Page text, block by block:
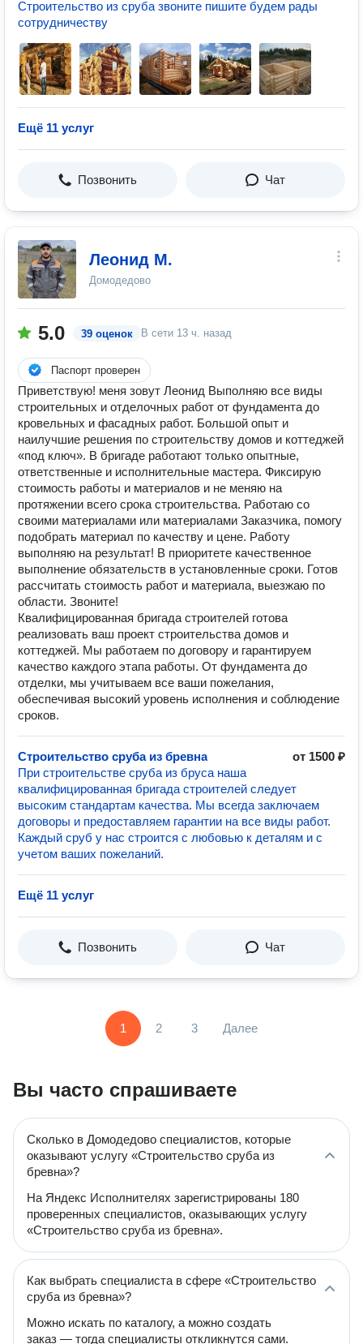
Строительство из сруба звоните пишите будем рады
сотрудничеству
Ещё 11 услуг
Позвонить Чат
Леонид М.
Домодедово
5.0 39 оценок В сети 13 ч. назад
Паспорт проверен
Приветствую! меня зовут Леонид Выполняю все виды
строительных и отделочных работ от фундамента до
кровельных и фасадных работ. Большой опыт и
наилучшие решения по строительству домов и коттеджей
«под ключ». В бригаде работают только опытные,
ответственные и исполнительные мастера. Фиксирую
стоимость работы и материалов и не меняю на
протяжении всего срока строительства. Работаю со
своими материалами или материалами Заказчика, помогу
подобрать материал по качеству и цене. Работу
выполняю на результат! В приоритете качественное
выполнение обязательств в установленные сроки. Готов
рассчитать стоимость работ и материала, выезжаю по
области. Звоните!
Квалифицированная бригада строителей готова
реализовать ваш проект строительства домов и
коттеджей. Мы работаем по договору и гарантируем
качество каждого этапа работы. От фундамента до
отделки, мы учитываем все ваши пожелания,
обеспечивая высокий уровень исполнения и соблюдение
сроков.
Строительство сруба из бревна
от 1500 ₽
При строительстве сруба из бруса наша
квалифицированная бригада строителей следует
высоким стандартам качества. Мы всегда заключаем
договоры и предоставляем гарантии на все виды работ.
Каждый сруб у нас строится с любовью к деталям и с
учетом ваших пожеланий.
Ещё 11 услуг
Позвонить Чат
1 2 3 Далее
Вы часто спрашиваете
Сколько в Домодедово специалистов, которые
оказывают услугу «Строительство сруба из
бревна»?
На Яндекс Исполнителях зарегистрированы 180
проверенных специалистов, оказывающих услугу
«Строительство сруба из бревна».
Как выбрать специалиста в сфере «Строительство
сруба из бревна»?
Можно искать по каталогу, а можно создать
заказ — тогда специалисты откликнутся сами.